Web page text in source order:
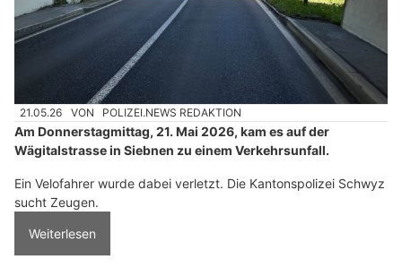
21.05.26 VON POLIZEI.NEWS REDAKTION
Am Donnerstagmittag, 21. Mai 2026, kam es auf der
Wägitalstrasse in Siebnen zu einem Verkehrsunfall.
Ein Velofahrer wurde dabei verletzt. Die Kantonspolizei Schwyz
sucht Zeugen.
Weiterlesen